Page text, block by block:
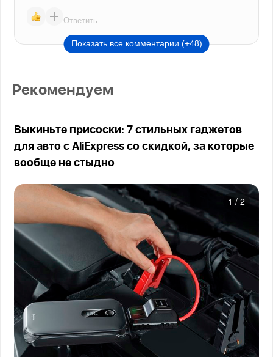
Ответить
Показать все комментарии (+48)
Рекомендуем
Выкиньте присоски: 7 стильных гаджетов
для авто с AliExpress со скидкой, за которые
вообще не стыдно
1 / 2